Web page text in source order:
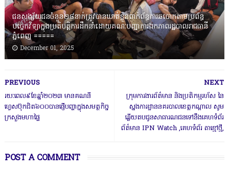
ជនសង្ស័យជនចំនួន២៨នាក់ត្រូវបានឃាត់ខ្លួនពាក់ព័ន្ធការឆបោកតាមប្រព័ន្ធ
បច្ចេកវិទ្យាក្នុងប្រតិបត្តិការដឹកនាំដោយគណៈបញ្ជាការឯកភាពរដ្ឋបាលរាជធានី
ភ្នំពេញ ‎=====
December 01, 2025
NEXT
ក្រុមការងារព័ត៌មាន និងប្រតិកម្មរហ័ស នៃ
ស្នងការដ្ឋាននគរបាលខេត្តកណ្តាល សូម
ឆ្លើយតបជូនសាធារណជនទៅនឹងគេហទំព័រ
ព័ត៌មាន IPN Watch ,គេហទំព័រ តាខ្មៅថ្មី,
PREVIOUS
រយៈពេល៩ខែឆ្នាំ២០២៣ មានគណនី
ហ្វេសប៊ុកជិត៦០០បានផ្ញើបញ្ហាក្នុងសមត្ថកិច្ច
ក្រសួងមហាផ្ទៃ
POST A COMMENT